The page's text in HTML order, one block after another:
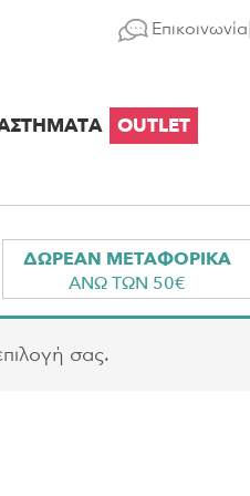
Επικοινωνία
OUTLET
ΔΩΡΕΑΝ ΜΕΤΑΦΟΡΙΚΑ
ΑΝΩ ΤΩΝ 50€
σας.